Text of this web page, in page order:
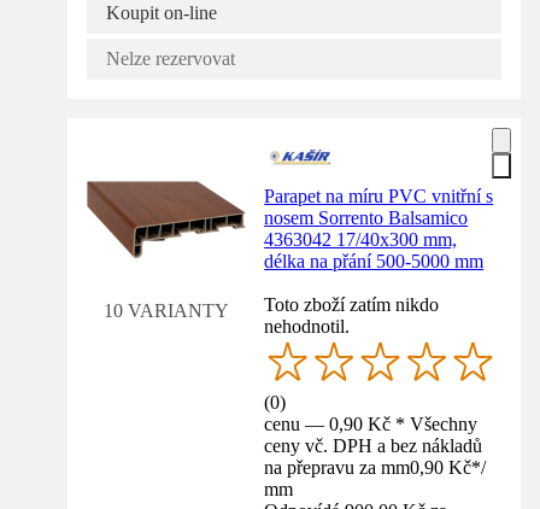
Koupit on-line
Nelze rezervovat
10 VARIANTY
Parapet na míru PVC vnitřní s
nosem Sorrento Balsamico
4363042 17/40x300 mm,
délka na přání 500-5000 mm
Toto zboží zatím nikdo
nehodnotil.
(0)
cenu — 0,90 Kč * Všechny
ceny vč. DPH a bez nákladů
na přepravu za mm0,90 Kč*/
mm